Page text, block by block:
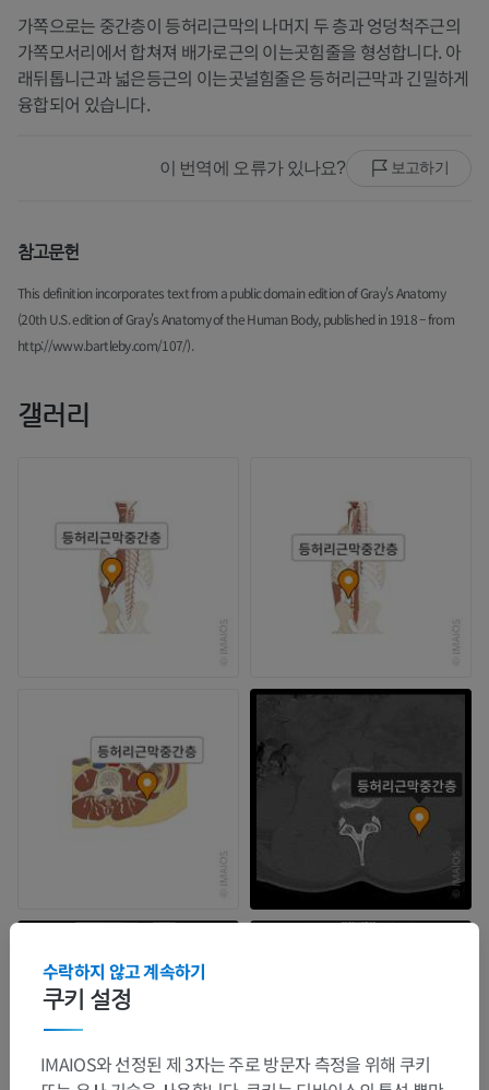
가쪽으로는 중간층이 등허리근막의 나머지 두 층과 엉덩척주근의
가쪽모서리에서 합쳐져 배가로근의 이는곳힘줄을 형성합니다. 아
래뒤톱니근과 넓은등근의 이는곳널힘줄은 등허리근막과 긴밀하게
융합되어 있습니다.
이 번역에 오류가 있나요? 보고하기
참고문헌
This definition incorporates text from a public domain edition of Gray's Anatomy
(20th U.S. edition of Gray's Anatomy of the Human Body, published in 1918 – from
http://www.bartleby.com/107/).
갤러리
쿠키 설정
수락하지 않고 계속하기
IMAIOS와 선정된 제 3자는 주로 방문자 측정을 위해 쿠키